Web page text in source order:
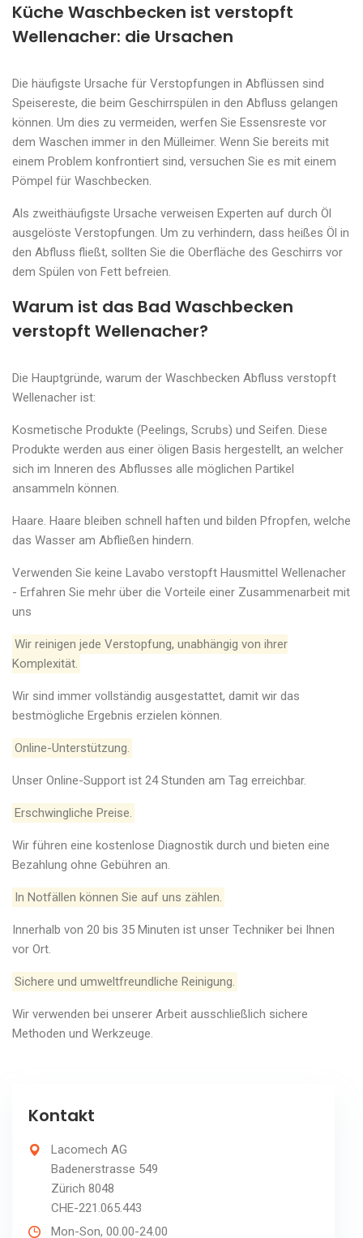
Küche Waschbecken ist verstopft
Wellenacher: die Ursachen
Die häufigste Ursache für Verstopfungen in Abflüssen sind
Speisereste, die beim Geschirrspülen in den Abfluss gelangen
können. Um dies zu vermeiden, werfen Sie Essensreste vor
dem Waschen immer in den Mülleimer. Wenn Sie bereits mit
einem Problem konfrontiert sind, versuchen Sie es mit einem
Pömpel für Waschbecken.
Als zweithäufigste Ursache verweisen Experten auf durch Öl
ausgelöste Verstopfungen. Um zu verhindern, dass heißes Öl in
den Abfluss fließt, sollten Sie die Oberfläche des Geschirrs vor
dem Spülen von Fett befreien.
Warum ist das Bad Waschbecken
verstopft Wellenacher?
Die Hauptgründe, warum der Waschbecken Abfluss verstopft
Wellenacher ist:
Kosmetische Produkte (Peelings, Scrubs) und Seifen. Diese
Produkte werden aus einer öligen Basis hergestellt, an welcher
sich im Inneren des Abflusses alle möglichen Partikel
ansammeln können.
Haare. Haare bleiben schnell haften und bilden Pfropfen, welche
das Wasser am Abfließen hindern.
Verwenden Sie keine Lavabo verstopft Hausmittel Wellenacher
- Erfahren Sie mehr über die Vorteile einer Zusammenarbeit mit
uns
Wir reinigen jede Verstopfung, unabhängig von ihrer
Komplexität.
Wir sind immer vollständig ausgestattet, damit wir das
bestmögliche Ergebnis erzielen können.
Online-Unterstützung.
Unser Online-Support ist 24 Stunden am Tag erreichbar.
Erschwingliche Preise.
Wir führen eine kostenlose Diagnostik durch und bieten eine
Bezahlung ohne Gebühren an.
In Notfällen können Sie auf uns zählen.
Innerhalb von 20 bis 35 Minuten ist unser Techniker bei Ihnen
vor Ort.
Sichere und umweltfreundliche Reinigung.
Wir verwenden bei unserer Arbeit ausschließlich sichere
Methoden und Werkzeuge.
Kontakt
Lacomech AG
Badenerstrasse 549
Zürich 8048
CHE-221.065.443
Mon-Son, 00.00-24.00